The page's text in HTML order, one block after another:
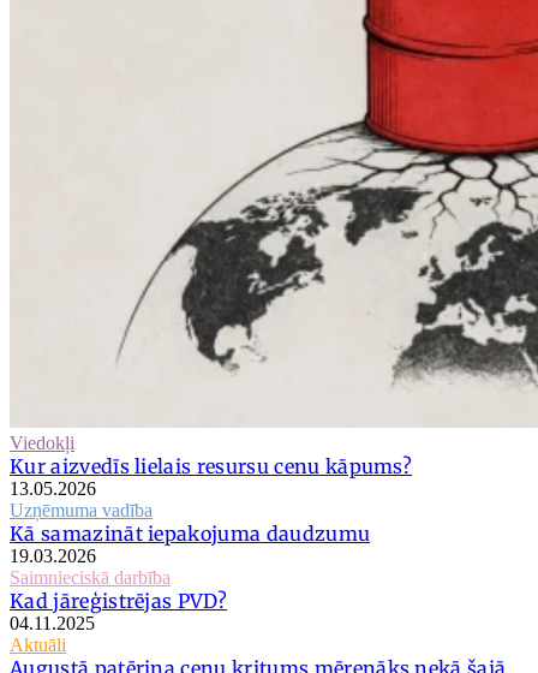
Viedokļi
Kur aizvedīs lielais resursu cenu kāpums?
13.05.2026
Uzņēmuma vadība
Kā samazināt iepakojuma daudzumu
19.03.2026
Saimnieciskā darbība
Kad jāreģistrējas PVD?
04.11.2025
Aktuāli
Augustā patēriņa cenu kritums mērenāks nekā šajā